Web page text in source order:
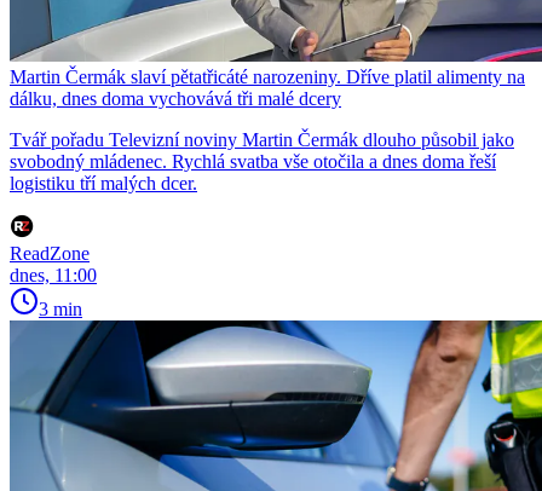
Martin Čermák slaví pětatřicáté narozeniny. Dříve platil alimenty na
dálku, dnes doma vychovává tři malé dcery
Tvář pořadu Televizní noviny Martin Čermák dlouho působil jako
svobodný mládenec. Rychlá svatba vše otočila a dnes doma řeší
logistiku tří malých dcer.
ReadZone
dnes, 11:00
3 min